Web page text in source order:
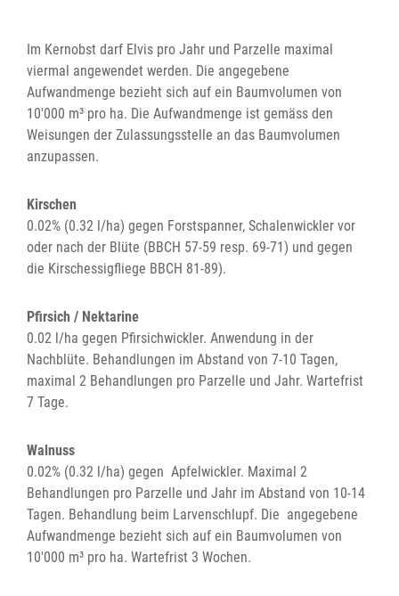
Im Kernobst darf Elvis pro Jahr und Parzelle maximal
viermal angewendet werden. Die angegebene
Aufwandmenge bezieht sich auf ein Baumvolumen von
10'000 m³ pro ha. Die Aufwandmenge ist gemäss den
Weisungen der Zulassungsstelle an das Baumvolumen
anzupassen.
Kirschen
0.02% (0.32 l/ha) gegen Forstspanner, Schalenwickler vor
oder nach der Blüte (BBCH 57-59 resp. 69-71) und gegen
die Kirschessigfliege BBCH 81-89).
Pfirsich / Nektarine
0.02 l/ha gegen Pfirsichwickler. Anwendung in der
Nachblüte. Behandlungen im Abstand von 7-10 Tagen,
maximal 2 Behandlungen pro Parzelle und Jahr. Wartefrist
7 Tage.
Walnuss
0.02% (0.32 l/ha) gegen Apfelwickler. Maximal 2
Behandlungen pro Parzelle und Jahr im Abstand von 10-14
Tagen. Behandlung beim Larvenschlupf. Die angegebene
Aufwandmenge bezieht sich auf ein Baumvolumen von
10'000 m³ pro ha. Wartefrist 3 Wochen.